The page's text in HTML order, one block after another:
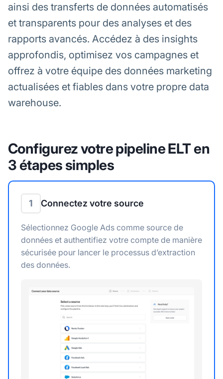
ainsi des transferts de données automatisés
et transparents pour des analyses et des
rapports avancés. Accédez à des insights
approfondis, optimisez vos campagnes et
offrez à votre équipe des données marketing
actualisées et fiables dans votre propre data
warehouse.
Configurez votre pipeline ELT en
3 étapes simples
1 Connectez votre source
Sélectionnez Google Ads comme source de
données et authentifiez votre compte de manière
sécurisée pour lancer le processus d’extraction
des données.